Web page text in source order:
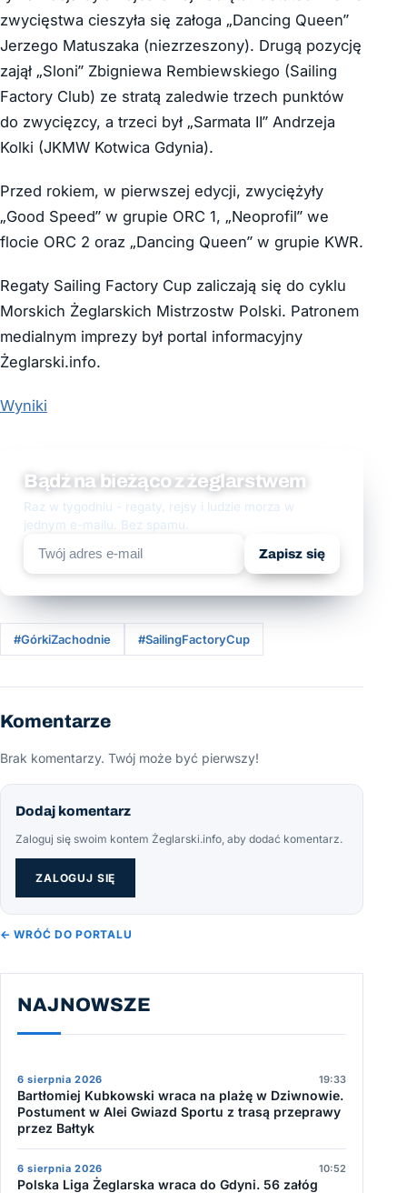
zwycięstwa cieszyła się załoga „Dancing Queen”
Jerzego Matuszaka (niezrzeszony). Drugą pozycję
zajął „Sloni” Zbigniewa Rembiewskiego (Sailing
Factory Club) ze stratą zaledwie trzech punktów
do zwycięzcy, a trzeci był „Sarmata II” Andrzeja
Kolki (JKMW Kotwica Gdynia).
Przed rokiem, w pierwszej edycji, zwyciężyły
„Good Speed” w grupie ORC 1, „Neoprofil” we
flocie ORC 2 oraz „Dancing Queen” w grupie KWR.
Regaty Sailing Factory Cup zaliczają się do cyklu
Morskich Żeglarskich Mistrzostw Polski. Patronem
medialnym imprezy był portal informacyjny
Żeglarski.info.
Wyniki
Bądź na bieżąco z żeglarstwem
Raz w tygodniu - regaty, rejsy i ludzie morza w
jednym e-mailu. Bez spamu.
Zapisz się
#GórkiZachodnie #SailingFactoryCup
Komentarze
Brak komentarzy. Twój może być pierwszy!
Dodaj komentarz
Zaloguj się swoim kontem Żeglarski.info, aby dodać komentarz.
ZALOGUJ SIĘ
← WRÓĆ DO PORTALU
NAJNOWSZE
6 sierpnia 2026 19:33
Bartłomiej Kubkowski wraca na plażę w Dziwnowie.
Postument w Alei Gwiazd Sportu z trasą przeprawy
przez Bałtyk
6 sierpnia 2026 10:52
Polska Liga Żeglarska wraca do Gdyni. 56 załóg